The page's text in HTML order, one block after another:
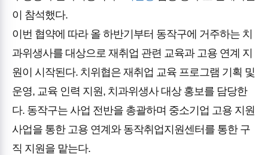
이 참석했다.
이번 협약에 따라 올 하반기부터 동작구에 거주하는 치
과위생사를 대상으로 재취업 관련 교육과 고용 연계 지
원이 시작된다. 치위협은 재취업 교육 프로그램 기획 및
운영, 교육 인력 지원, 치과위생사 대상 홍보를 담당한
다. 동작구는 사업 전반을 총괄하며 중소기업 고용 지원
사업을 통한 고용 연계와 동작취업지원센터를 통한 구
직 지원을 맡는다.